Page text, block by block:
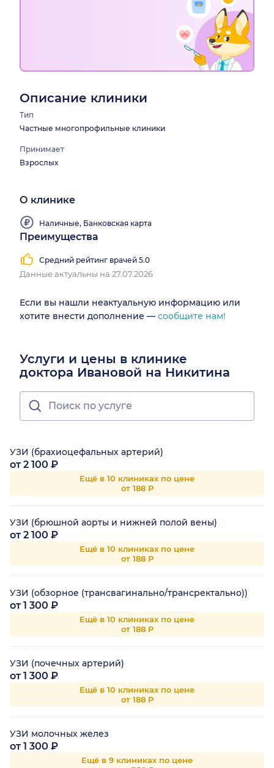
Описание клиники
Тип
Частные многопрофильные клиники
Принимает
Взрослых
О клинике
Наличные, Банковская карта
Преимущества
Средний рейтинг врачей 5.0
Данные актуальны на 27.07.2026
Если вы нашли неактуальную информацию или
хотите внести дополнение — сообщите нам!
Услуги и цены в клинике
доктора Ивановой на Никитина
УЗИ (брахиоцефальных артерий)
от 2 100 ₽
Ещё в 10 клиниках по цене
от 188 Р
УЗИ (брюшной аорты и нижней полой вены)
от 2 100 ₽
Ещё в 10 клиниках по цене
от 188 Р
УЗИ (обзорное (трансвагинально/трансректально))
от 1 300 ₽
Ещё в 10 клиниках по цене
от 188 Р
УЗИ (почечных артерий)
от 1 300 ₽
Ещё в 10 клиниках по цене
от 188 Р
УЗИ молочных желез
от 1 300 ₽
Ещё в 9 клиниках по цене